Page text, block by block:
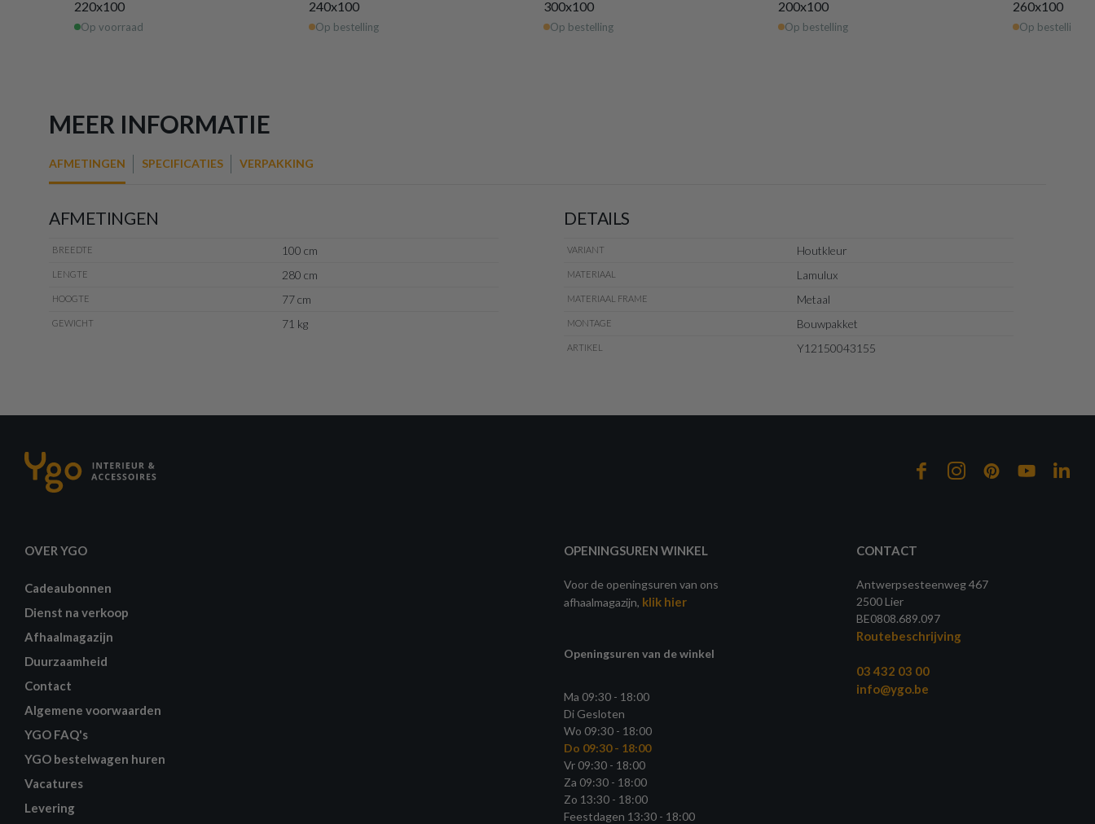
220x100
Op voorraad
240x100
Op bestelling
300x100
Op bestelling
200x100
Op bestelling
260x100
Op bestelling
MEER INFORMATIE
AFMETINGEN SPECIFICATIES VERPAKKING
AFMETINGEN
BREEDTE 100 cm
LENGTE 280 cm
HOOGTE 77 cm
GEWICHT 71 kg
DETAILS
VARIANT Houtkleur
MATERIAAL Lamulux
MATERIAAL FRAME Metaal
MONTAGE Bouwpakket
ARTIKEL Y12150043155
OVER YGO
Cadeaubonnen
Dienst na verkoop
Afhaalmagazijn
Duurzaamheid
Contact
Algemene voorwaarden
YGO FAQ's
YGO bestelwagen huren
Vacatures
Levering
OPENINGSUREN WINKEL
Voor de openingsuren van ons
afhaalmagazijn, klik hier
Openingsuren van de winkel
Ma 09:30 - 18:00
Di Gesloten
Wo 09:30 - 18:00
Do 09:30 - 18:00
Vr 09:30 - 18:00
Za 09:30 - 18:00
Zo 13:30 - 18:00
Feestdagen 13:30 - 18:00
CONTACT
Antwerpsesteenweg 467
2500 Lier
BE0808.689.097
Routebeschrijving
03 432 03 00
info@ygo.be